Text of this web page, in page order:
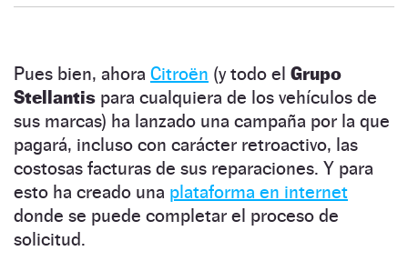
Pues bien, ahora Citroën (y todo el Grupo
Stellantis para cualquiera de los vehículos de
sus marcas) ha lanzado una campaña por la que
pagará, incluso con carácter retroactivo, las
costosas facturas de sus reparaciones. Y para
esto ha creado una plataforma en internet
donde se puede completar el proceso de
solicitud.